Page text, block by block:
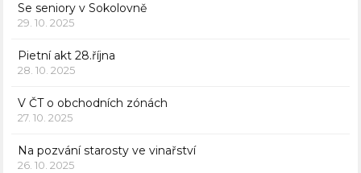
Se seniory v Sokolovně
29. 10. 2025
Pietní akt 28.října
28. 10. 2025
V ČT o obchodních zónách
27. 10. 2025
Na pozvání starosty ve vinařství
26. 10. 2025